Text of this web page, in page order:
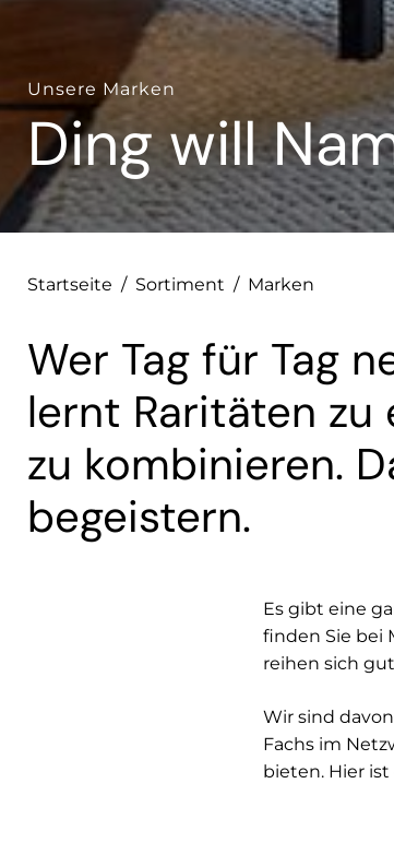
Unsere Marken
Ding will
Startseite / Sortiment / Marken
Wer Tag für Tag
lernt Raritäten zu
zu kombinieren.
begeistern.
Es gibt eine
finden Sie bei
reihen sich
Wir sind
Fachs im
bieten. Hier